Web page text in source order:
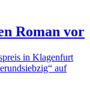
Roman vor
in Klagenfurt
auf